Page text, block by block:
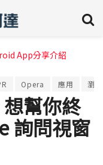
App分享介紹
Opera 應用 瀏
幫你終
詢問視窗